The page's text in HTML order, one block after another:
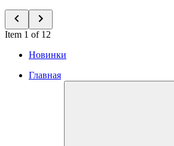
Item 1 of 12
Новинки
Главная